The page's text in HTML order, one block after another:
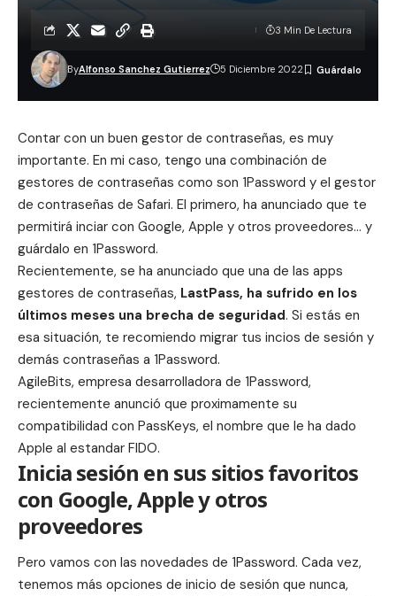
ByAlfonso Sanchez Gutierrez 5 Diciembre 2022
3 Min De Lectura
Contar con un buen gestor de contraseñas, es muy
importante. En mi caso, tengo una combinación de
gestores de contraseñas como son 1Password y el gestor
de contraseñas de Safari. El primero, ha anunciado que te
permitirá inciar con Google, Apple y otros proveedores… y
guárdalo en 1Password.
Recientemente, se ha anunciado que una de las apps
gestores de contraseñas, LastPass, ha sufrido en los
últimos meses una brecha de seguridad. Si estás en
esa situación, te recomiendo migrar tus incios de sesión y
demás contraseñas a 1Password.
AgileBits, empresa desarrolladora de 1Password,
recientemente anunció que proximamente su
compatibilidad con PassKeys, el nombre que le ha dado
Apple al estandar FIDO.
Inicia sesión en sus sitios favoritos
con Google, Apple y otros
proveedores
Pero vamos con las novedades de 1Password. Cada vez,
tenemos más opciones de inicio de sesión que nunca,